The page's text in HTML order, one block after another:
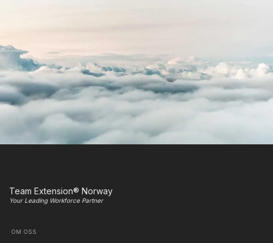
Team Extension® Norway
Your Leading Workforce Partner
OM OSS